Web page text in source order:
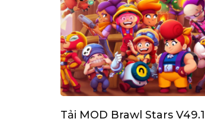
Tải MOD Brawl Stars